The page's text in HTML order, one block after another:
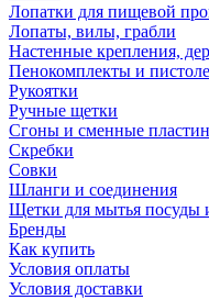
Лопатки для пищевой
Лопаты, вилы, грабли
Настенные крепления,
Пенокомплекты и
Рукоятки
Ручные щетки
Сгоны и сменные
Скребки
Совки
Шланги и соединения
Щетки для мытья посуды
Бренды
Как купить
Условия оплаты
Условия доставки